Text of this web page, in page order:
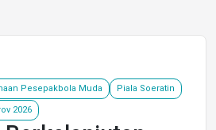
Pesepakbola Muda Piala Soeratin
2026